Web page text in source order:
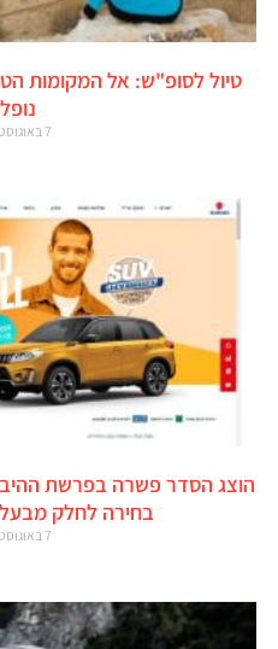
טיול לסופ"ש: אל המקומות
7 באוגוסט 2026
בחירה לחלק
7 באוגוסט 2026